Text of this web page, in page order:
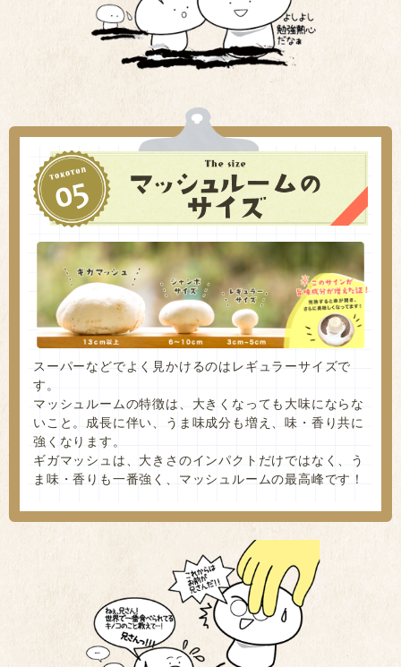
スーパーなどでよく見かけるのはレギュラーサイズで
す。
マッシュルームの特徴は、大きくなっても大味にならな
いこと。成長に伴い、うま味成分も増え、味・香り共に
強くなります。
ギガマッシュは、大きさのインパクトだけではなく、う
ま味・香りも一番強く、マッシュルームの最高峰です！